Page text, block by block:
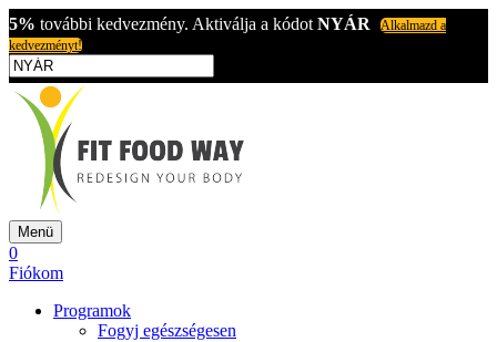
5% további kedvezmény. Aktiválja a kódot NYÁR
Alkalmazd a
kedvezményt!
Menü
0
Fiókom
Programok
Fogyj egészségesen